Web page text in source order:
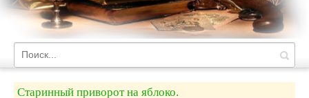
Старинный приворот на яблоко.